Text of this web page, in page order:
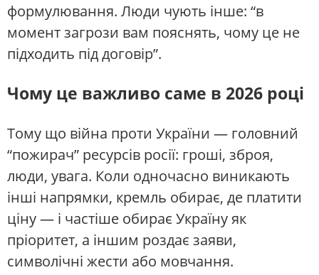
формулювання. Люди чують інше: “в
момент загрози вам пояснять, чому це не
підходить під договір”.
Чому це важливо саме в 2026 році
Тому що війна проти України — головний
“пожирач” ресурсів росії: гроші, зброя,
люди, увага. Коли одночасно виникають
інші напрямки, кремль обирає, де платити
ціну — і частіше обирає Україну як
пріоритет, а іншим роздає заяви,
символічні жести або мовчання.